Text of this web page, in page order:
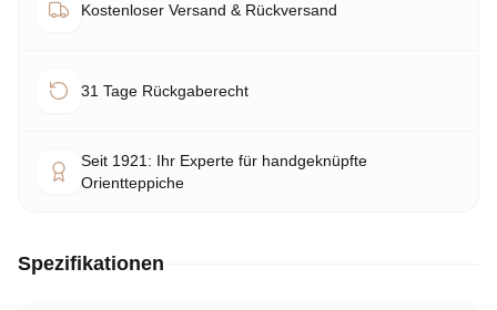
Kostenloser Versand & Rückversand
31 Tage Rückgaberecht
Seit 1921: Ihr Experte für handgeknüpfte
Orientteppiche
Spezifikationen